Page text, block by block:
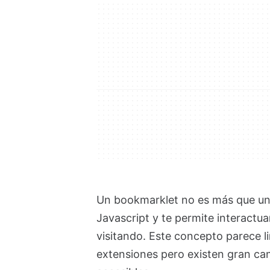
Un bookmarklet no es más que
Javascript y te permite
visitando. Este concepto parece
extensiones pero existen gran